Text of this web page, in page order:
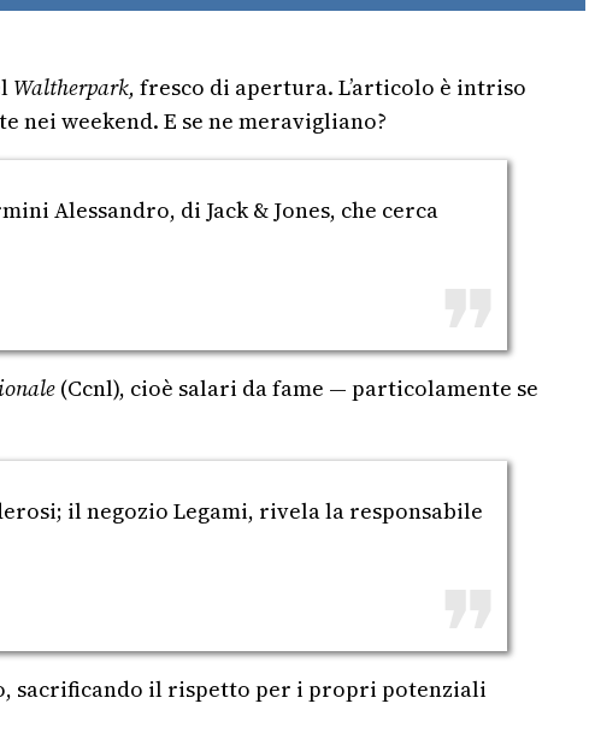
Waltherpark, fresco di apertura. L’articolo è intriso
weekend. E se ne meravigliano?
Alessandro, di Jack & Jones, che cerca
(Ccnl), cioè salari da fame — particolamente se
il negozio Legami, rivela la responsabile
sacrificando il rispetto per i propri potenziali